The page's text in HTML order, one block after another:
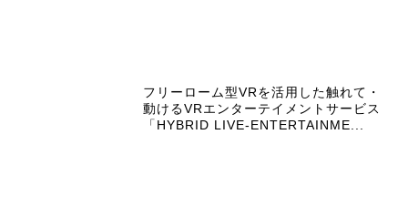
フリーローム型VRを活用した触れて・
動けるVRエンターテイメントサービス
「HYBRID LIVE-ENTERTAINME...